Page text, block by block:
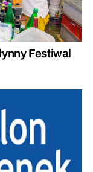
Festiwal